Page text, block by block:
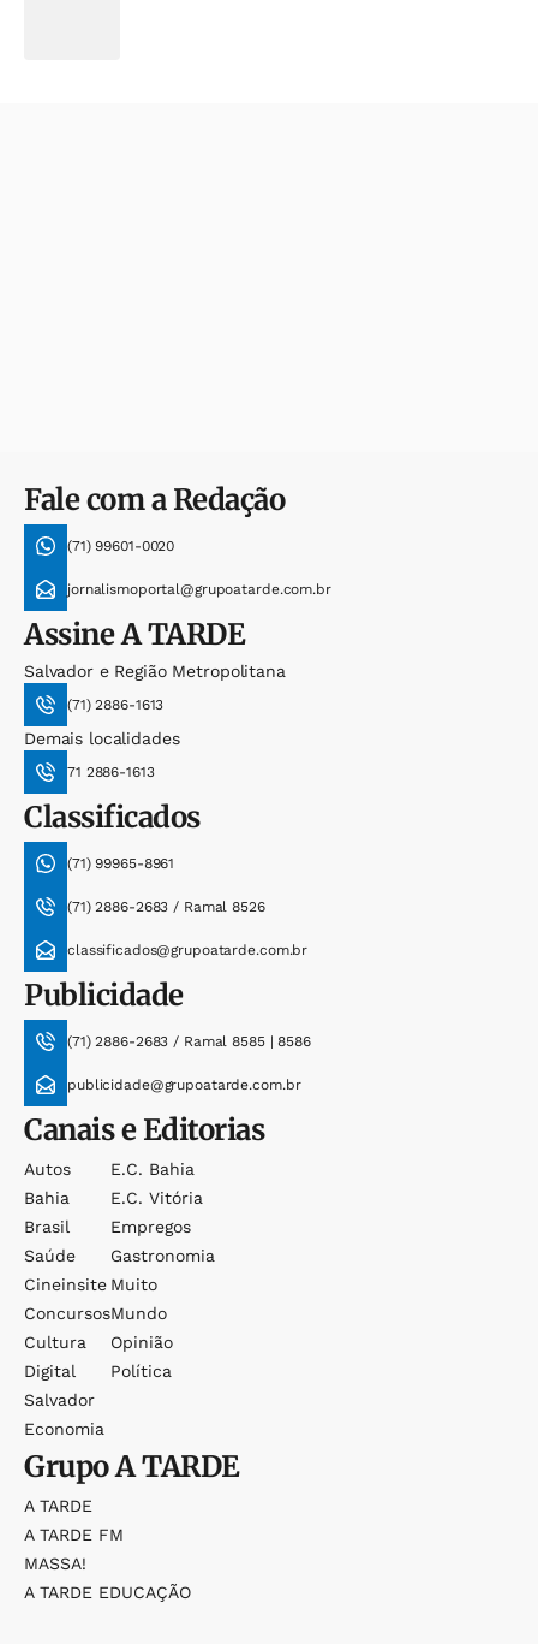
Fale com a Redação
(71) 99601-0020
jornalismoportal@grupoatarde.com.br
AssineA TARDE
Salvador e Região Metropolitana
(71) 2886-1613
Demais localidades
71 2886-1613
Classificados
(71) 99965-8961
(71) 2886-2683 / Ramal 8526
classificados@grupoatarde.com.br
Publicidade
(71) 2886-2683 / Ramal 8585 | 8586
publicidade@grupoatarde.com.br
Canais e Editorias
Autos
Bahia
Brasil
Saúde
Cineinsite
Concursos
Cultura
Digital
Salvador
Economia
E.c. Bahia
E.c. Vitória
Empregos
Gastronomia
Muito
Mundo
Opinião
Política
GrupoA TARDE
A TARDE
A TARDE FM
MASSA!
A TARDE EDUCAÇÃO